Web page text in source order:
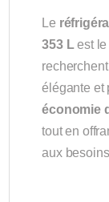
Le
353 Lest le
élégante et
économie
tout en
aux